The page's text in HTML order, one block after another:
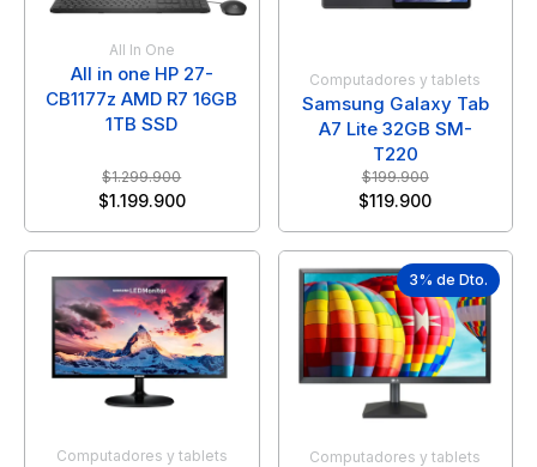
All In One
All in one HP 27-
CB1177z AMD R7 16GB
1TB SSD
$1.299.900
$1.199.900
Computadores y tablets
Samsung Galaxy Tab
A7 Lite 32GB SM-
T220
$199.900
$119.900
Computadores y tablets
3% de Dto.
Computadores y tablets